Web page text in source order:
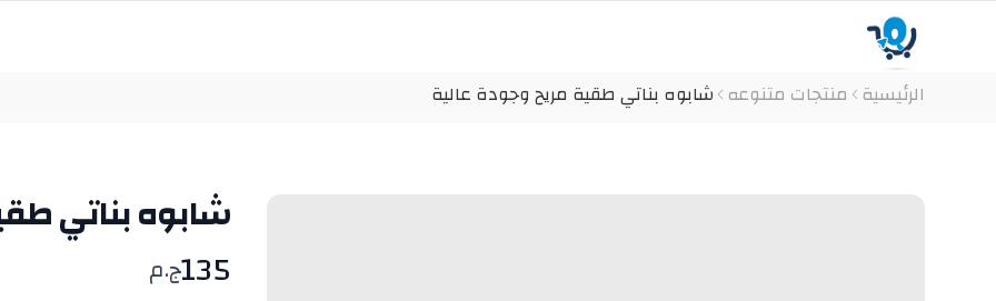
الرئيسية منتجات متنوعه شابوه بناتي طقية مريح وجودة عالية
شابوه بناتي
135ج.م